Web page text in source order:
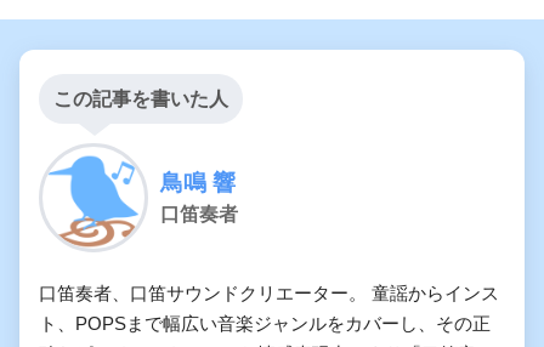
この記事を書いた人
鳥鳴 響
口笛奏者
口笛奏者、口笛サウンドクリエーター。 童謡からインス
ト、POPSまで幅広い音楽ジャンルをカバーし、その正